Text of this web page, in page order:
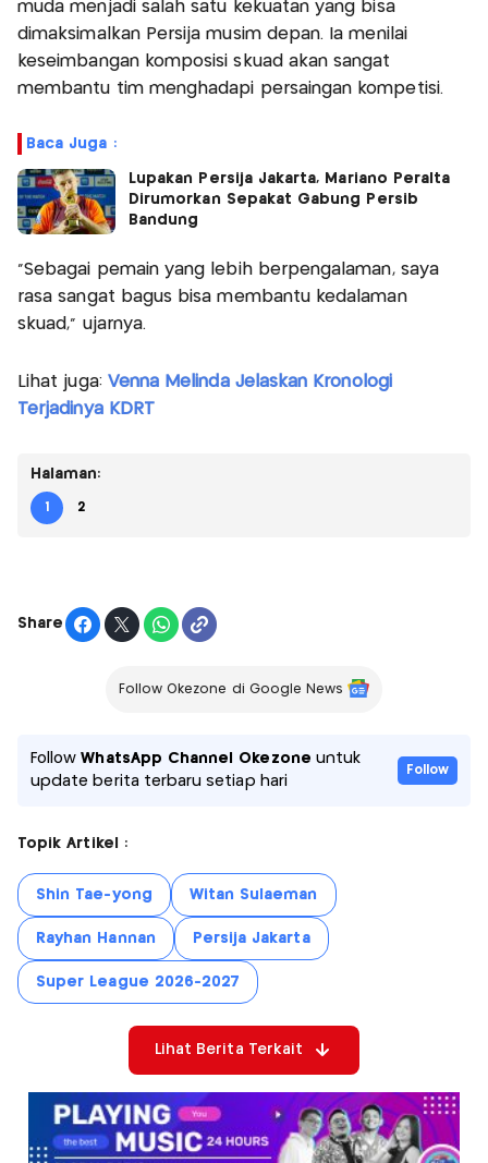
muda menjadi salah satu kekuatan yang bisa
dimaksimalkan Persija musim depan. Ia menilai
keseimbangan komposisi skuad akan sangat
membantu tim menghadapi persaingan kompetisi.
Baca Juga :
Lupakan Persija Jakarta, Mariano Peralta
Dirumorkan Sepakat Gabung Persib
Bandung
“Sebagai pemain yang lebih berpengalaman, saya
rasa sangat bagus bisa membantu kedalaman
skuad,” ujarnya.
Lihat juga: Venna Melinda Jelaskan Kronologi
Terjadinya KDRT
Halaman:
1 2
Share
Follow Okezone di Google News
FollowWhatsApp Channel Okezone untuk
update berita terbaru setiap hari
Follow
Topik Artikel :
Shin Tae-yong Witan Sulaeman
Rayhan Hannan Persija Jakarta
Super League 2026-2027
Lihat Berita Terkait